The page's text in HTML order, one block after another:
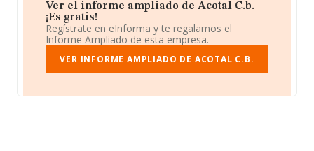
Ver el informe ampliado de Acotal C.b.
¡Es gratis!
Regístrate en eInforma y te regalamos el
Informe Ampliado de esta empresa.
VER INFORME AMPLIADO DE ACOTAL C.B.